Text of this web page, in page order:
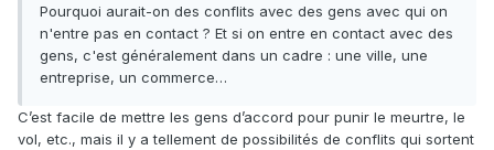
Pourquoi aurait-on des conflits avec des gens avec qui on
n'entre pas en contact ? Et si on entre en contact avec des
gens, c'est généralement dans un cadre : une ville, une
entreprise, un commerce…
C’est facile de mettre les gens d’accord pour punir le meurtre, le
vol, etc., mais il y a tellement de possibilités de conflits qui sortent